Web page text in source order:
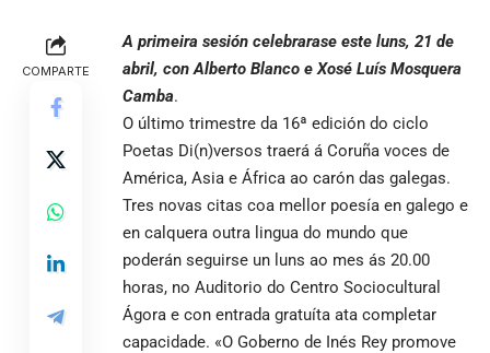
COMPARTE
A primeira sesión celebrarase este luns, 21 de
abril, con Alberto Blanco e Xosé Luís Mosquera
Camba.
O último trimestre da 16ª edición do ciclo
Poetas Di(n)versos traerá á Coruña voces de
América, Asia e África ao carón das galegas.
Tres novas citas coa mellor poesía en galego e
en calquera outra lingua do mundo que
poderán seguirse un luns ao mes ás 20.00
horas, no Auditorio do Centro Sociocultural
Ágora e con entrada gratuíta ata completar
capacidade. «O Goberno de Inés Rey promove